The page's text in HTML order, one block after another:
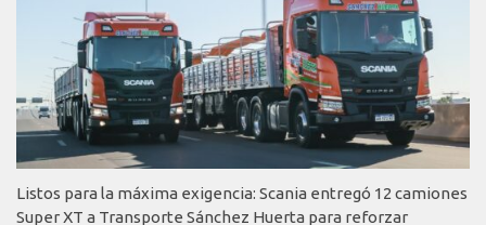
Listos para la máxima exigencia: Scania entregó 12 camiones
Super XT a Transporte Sánchez Huerta para reforzar